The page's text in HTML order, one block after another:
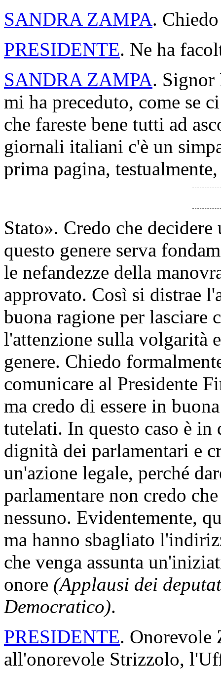
SANDRA ZAMPA.
PRESIDENTE. Ne ha
SANDRA ZAMPA. Signor
mi ha preceduto, come se
che fareste bene tutti ad
giornali italiani c'è un
prima pagina,
Stato». Credo che
questo genere serva
le nefandezze della
approvato. Così si distrae
buona ragione per lasciare
l'attenzione sulla volgarità
genere. Chiedo
comunicare al Presidente
ma credo di essere in
tutelati. In questo caso è
dignità dei parlamentari e
un'azione legale, perché
parlamentare non credo
nessuno. Evidentemente,
ma hanno sbagliato
che venga assunta
onore (Applausi dei
Democratico).
PRESIDENTE. Onorevole
all'onorevole Strizzolo,